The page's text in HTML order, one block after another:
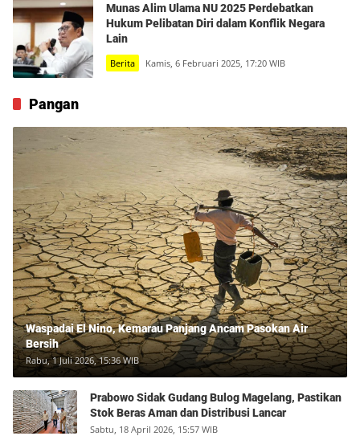
Munas Alim Ulama NU 2025 Perdebatkan
Hukum Pelibatan Diri dalam Konflik Negara
Lain
Berita Kamis, 6 Februari 2025, 17:20 WIB
Pangan
Waspadai El Nino, Kemarau Panjang Ancam Pasokan Air
Bersih
Rabu, 1 Juli 2026, 15:36 WIB
Prabowo Sidak Gudang Bulog Magelang, Pastikan
Stok Beras Aman dan Distribusi Lancar
Sabtu, 18 April 2026, 15:57 WIB